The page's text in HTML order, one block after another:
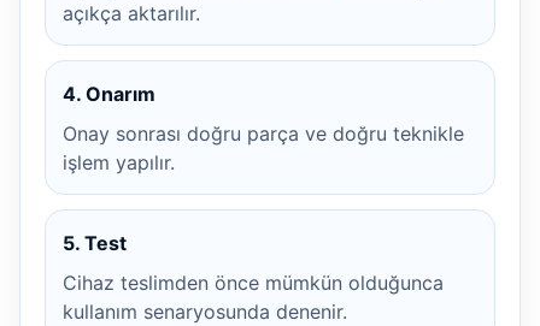
açıkça aktarılır.
4. Onarım
Onay sonrası doğru parça ve doğru teknikle
işlem yapılır.
5. Test
Cihaz teslimden önce mümkün olduğunca
kullanım senaryosunda denenir.